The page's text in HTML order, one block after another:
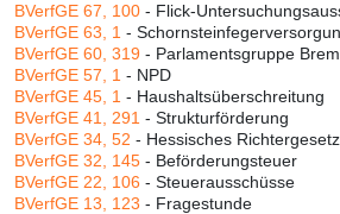
BVerfGE 67, 100 - Flick-
BVerfGE 63, 1 -
BVerfGE 60, 319 - Parlamentsgruppe
BVerfGE 57, 1 - NPD
BVerfGE 45, 1 - Haushaltsüberschreitung
BVerfGE 41, 291 - Strukturförderung
BVerfGE 34, 52 - Hessisches Richtergesetz
BVerfGE 32, 145 - Beförderungsteuer
BVerfGE 22, 106 - Steuerausschüsse
BVerfGE 13, 123 - Fragestunde